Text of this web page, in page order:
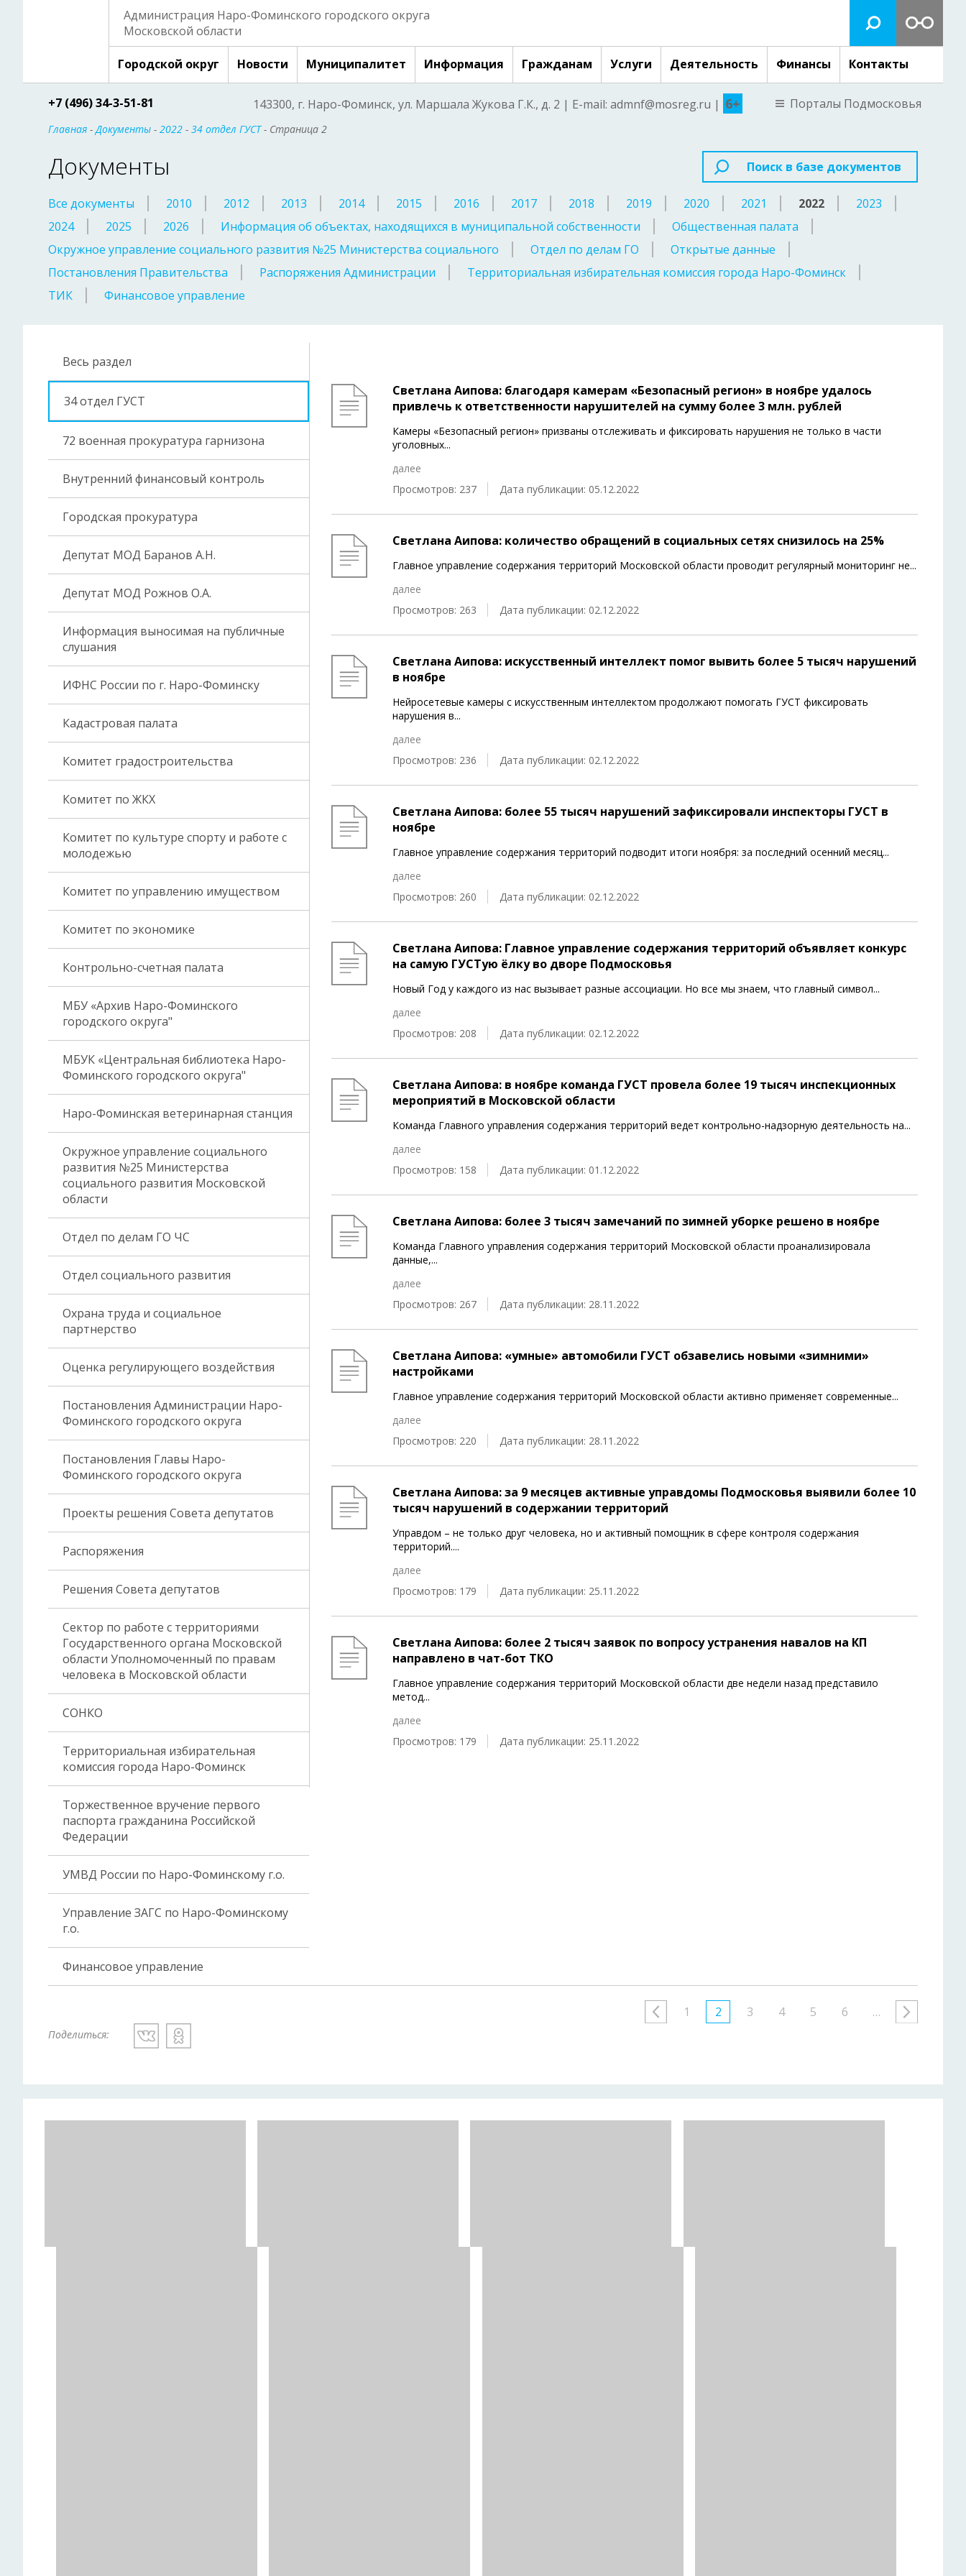
Администрация Наро-Фоминского городского округа
Московской области
Городской округ Новости Муниципалитет Информация Гражданам Услуги Деятельность Финансы Контакты
+7 (496) 34-3-51-81 143300, г. Наро-Фоминск, ул. Маршала Жукова Г.К., д. 2 | E-mail: admnf@mosreg.ru | 6+ Порталы Подмосковья
Главная -Документы - 2022 - 34 отдел ГУСТ- Страница 2
Документы Поиск в базе документов
Все документы 2010 2012 2013 2014 2015 2016 2017 2018 2019 2020 2021 2022
2023
2024
2025 2026 Информация об объектах, находящихся в муниципальной собственности
Общественная палата
Окружное управление социального развития №25 Министерства социального
Отдел по делам ГО
Открытые данные
Постановления Правительства
Распоряжения Администрации
Территориальная избирательная комиссия города Наро-Фоминск
ТИК
Финансовое управление
Весь раздел
34 отдел ГУСТ
72 военная прокуратура гарнизона
Внутренний финансовый контроль
Городская прокуратура
Депутат МОД Баранов А.Н.
Депутат МОД Рожнов О.А.
Информация выносимая на публичные
слушания
ИФНС России по г. Наро-Фоминску
Кадастровая палата
Комитет градостроительства
Комитет по ЖКХ
Комитет по культуре спорту и работе с
молодежью
Комитет по управлению имуществом
Комитет по экономике
Контрольно-счетная палата
МБУ «Архив Наро-Фоминского
городского округа"
МБУК «Центральная библиотека Наро-
Фоминского городского округа"
Наро-Фоминская ветеринарная станция
Окружное управление социального
развития №25 Министерства
социального развития Московской
области
Отдел по делам ГО ЧС
Отдел социального развития
Охрана труда и социальное
партнерство
Оценка регулирующего воздействия
Постановления Администрации Наро-
Фоминского городского округа
Постановления Главы Наро-
Фоминского городского округа
Проекты решения Совета депутатов
Распоряжения
Решения Совета депутатов
Сектор по работе с территориями
Государственного органа Московской
области Уполномоченный по правам
человека в Московской области
СОНКО
Территориальная избирательная
комиссия города Наро-Фоминск
Торжественное вручение первого
паспорта гражданина Российской
Федерации
УМВД России по Наро-Фоминскому г.о.
Управление ЗАГС по Наро-Фоминскому
г.о.
Финансовое управление
Светлана Аипова: благодаря камерам «Безопасный регион» в ноябре удалось
привлечь к ответственности нарушителей на сумму более 3 млн. рублей
Камеры «Безопасный регион» призваны отслеживать и фиксировать нарушения не только в части
уголовных...
далее
Просмотров: 237
Дата публикации: 05.12.2022
Светлана Аипова: количество обращений в социальных сетях снизилось на 25%
Главное управление содержания территорий Московской области проводит регулярный мониторинг не...
далее
Просмотров: 263
Дата публикации: 02.12.2022
Светлана Аипова: искусственный интеллект помог вывить более 5 тысяч нарушений
в ноябре
Нейросетевые камеры с искусственным интеллектом продолжают помогать ГУСТ фиксировать
нарушения в...
далее
Просмотров: 236
Дата публикации: 02.12.2022
Светлана Аипова: более 55 тысяч нарушений зафиксировали инспекторы ГУСТ в
ноябре
Главное управление содержания территорий подводит итоги ноября: за последний осенний месяц...
далее
Просмотров: 260
Дата публикации: 02.12.2022
Светлана Аипова: Главное управление содержания территорий объявляет конкурс
на самую ГУСТую ёлку во дворе Подмосковья
Новый Год у каждого из нас вызывает разные ассоциации. Но все мы знаем, что главный символ...
далее
Просмотров: 208
Дата публикации: 02.12.2022
Светлана Аипова: в ноябре команда ГУСТ провела более 19 тысяч инспекционных
мероприятий в Московской области
Команда Главного управления содержания территорий ведет контрольно-надзорную деятельность на...
далее
Просмотров: 158
Дата публикации: 01.12.2022
Светлана Аипова: более 3 тысяч замечаний по зимней уборке решено в ноябре
Команда Главного управления содержания территорий Московской области проанализировала
данные,...
далее
Просмотров: 267
Дата публикации: 28.11.2022
Светлана Аипова: «умные» автомобили ГУСТ обзавелись новыми «зимними»
настройками
Главное управление содержания территорий Московской области активно применяет современные...
далее
Просмотров: 220
Дата публикации: 28.11.2022
Светлана Аипова: за 9 месяцев активные управдомы Подмосковья выявили более 10
тысяч нарушений в содержании территорий
Управдом – не только друг человека, но и активный помощник в сфере контроля содержания
территорий....
далее
Просмотров: 179
Дата публикации: 25.11.2022
Светлана Аипова: более 2 тысяч заявок по вопросу устранения навалов на КП
направлено в чат-бот ТКО
Главное управление содержания территорий Московской области две недели назад представило
метод...
далее
Просмотров: 179
Дата публикации: 25.11.2022
1 2 3 4 5 6 …
Поделиться: